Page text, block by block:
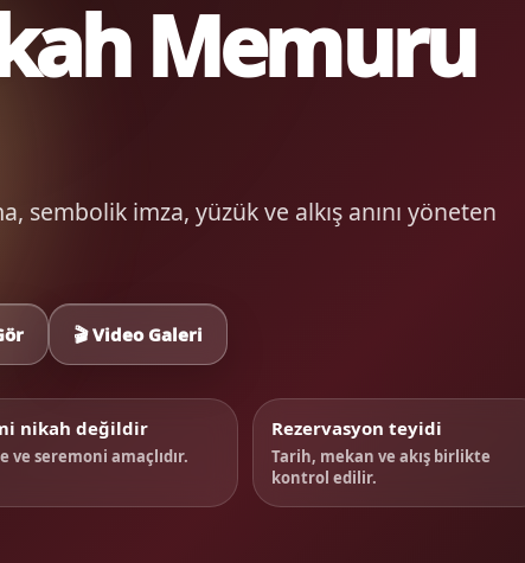
Memuru
sembolik imza, yüzük ve alkış anını yöneten
🎬 Video Galeri
nikah değildir
ve seremoni amaçlıdır.
Rezervasyon teyidi
Tarih, mekan ve akış birlikte
kontrol edilir.